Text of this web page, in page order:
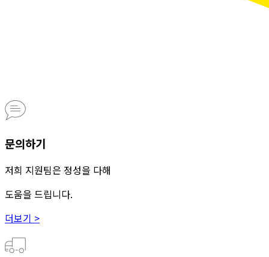
문의하기
저희 지원팀은 정성을 다해
도움을 드립니다.
더보기 >